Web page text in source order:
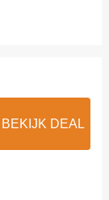
BEKIJK DEAL